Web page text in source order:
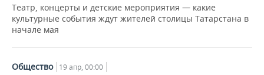
КИБЕРСПОРТ
ВОДНЫЕ ВИДЫ СПОРТА
КУЛЬТУРА
ОБРАЗОВАНИЕ
СПИСОК КОМПАНИЙ
Театр, концерты и детские мероприятия — какие
культурные события ждут жителей столицы Татарстана в
начале мая
Общество 19 апр, 00:00